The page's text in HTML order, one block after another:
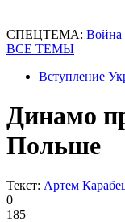
СПЕЦТЕМА: Война
ВСЕ ТЕМЫ
Вступление
Динамо
Польше
Текст: Артем
0
185